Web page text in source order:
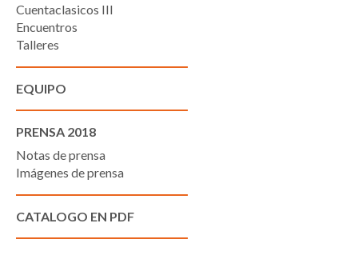
Cuentaclasicos III
Encuentros
Talleres
EQUIPO
PRENSA 2018
Notas de prensa
Imágenes de prensa
CATALOGO EN PDF